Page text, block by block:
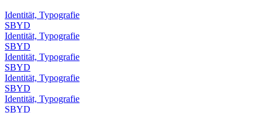
Identität, Typografie
SBYD
Identität, Typografie
SBYD
Identität, Typografie
SBYD
Identität, Typografie
SBYD
Identität, Typografie
SBYD